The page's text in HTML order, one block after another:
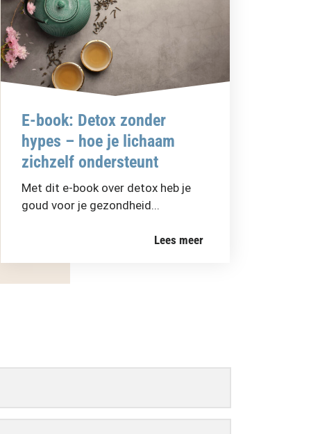
E-book: Detox zonder
hypes – hoe je lichaam
zichzelf ondersteunt
Met dit e-book over detox heb je
goud voor je gezondheid...
Lees meer